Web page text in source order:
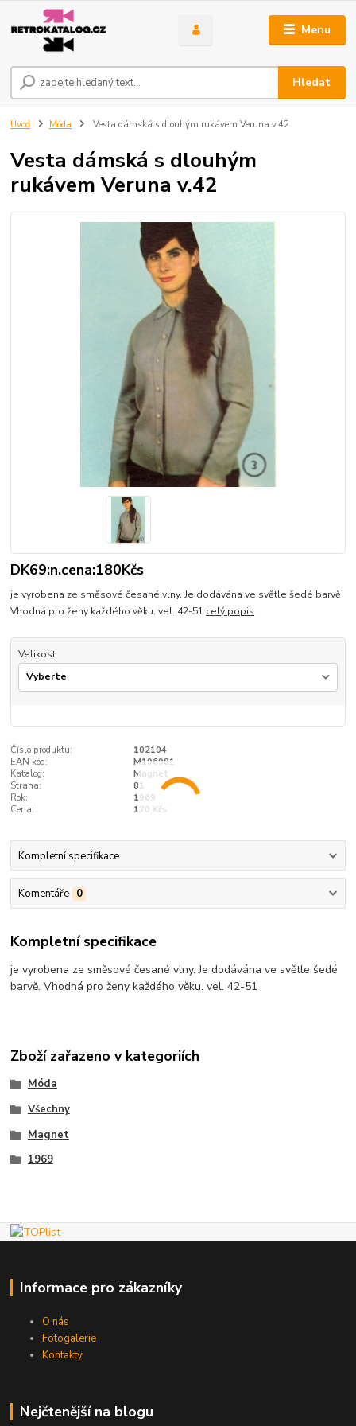
Menu
Hledat
Úvod Móda Vesta dámská s dlouhým rukávem Veruna v.42
Vesta dámská s dlouhým
rukávem Veruna v.42
DK69:n.cena:180Kčs
je vyrobena ze směsové česané vlny. Je dodávána ve světle šedé barvě.
Vhodná pro ženy každého věku. vel. 42-51 celý popis
Velikost
Číslo produktu:
102104
EAN kód:
M196981
Katalog:
Magnet
Strana:
81
Rok:
1969
Cena:
170 Kčs
Kompletní specifikace
Komentáře 0
Kompletní specifikace
je vyrobena ze směsové česané vlny. Je dodávána ve světle šedé
barvě. Vhodná pro ženy každého věku. vel. 42-51
Zboží zařazeno v kategoriích
Móda
Všechny
Magnet
1969
Informace pro zákazníky
O nás
Fotogalerie
Kontakty
Nejčtenější na blogu